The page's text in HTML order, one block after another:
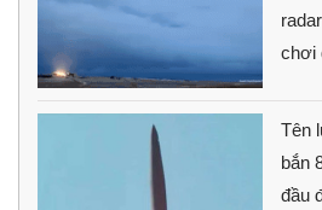
chơi
Tên
bắn
đầu